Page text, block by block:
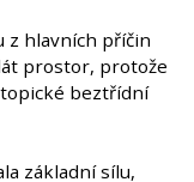
z hlavních příčin
prostor, protože
beztřídní
základní sílu,